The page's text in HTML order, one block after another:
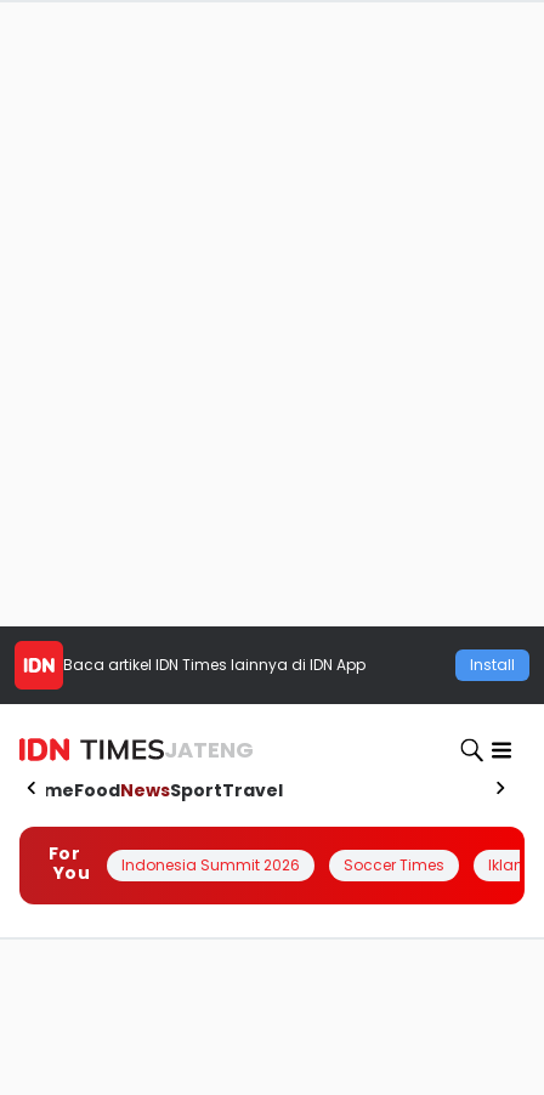
Baca artikel IDN Times lainnya di IDN App Install
JATENG
HomeFoodNewsSportTravel
For
You
Indonesia Summit 2026 Soccer Times Iklanin